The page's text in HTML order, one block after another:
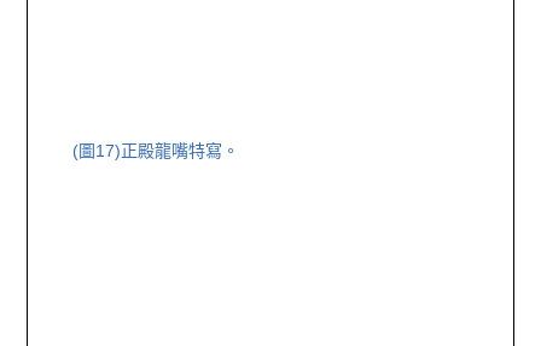
(圖17)正殿龍嘴特寫。